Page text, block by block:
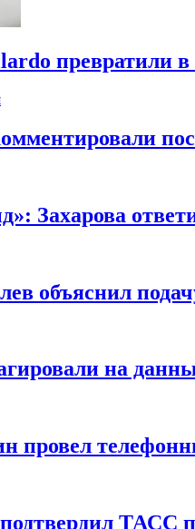
превратили в
Захарова
объяснил
на
провел
ТАСС